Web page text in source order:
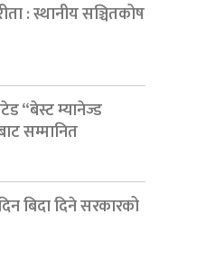
: स्थानीय सञ्चितकोष
“बेस्ट म्यानेज्ड
सम्मानित
बिदा दिने सरकारको